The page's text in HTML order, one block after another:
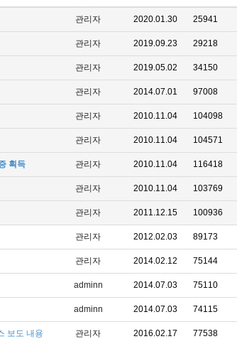
관리자 2020.01.30 25941
관리자 2019.09.23 29218
관리자 2019.05.02 34150
관리자 2014.07.01 97008
관리자 2010.11.04 104098
관리자 2010.11.04 104571
획득 관리자 2010.11.04 116418
관리자 2010.11.04 103769
관리자 2011.12.15 100936
관리자 2012.02.03 89173
관리자 2014.02.12 75144
adminn 2014.07.03 75110
adminn 2014.07.03 74115
보도 내용 관리자 2016.02.17 77538